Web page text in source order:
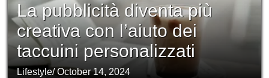
La pubblicità diventa più
creativa con l’aiuto dei
taccuini personalizzati
Lifestyle/October 14, 2024